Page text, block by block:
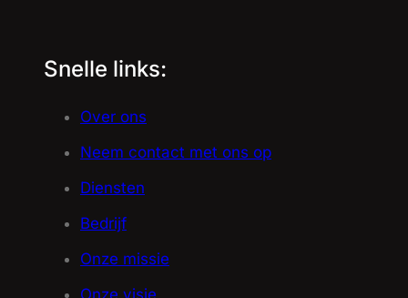
Snelle links:
Over ons
Neem contact met ons op
Diensten
Bedrijf
Onze missie
Onze visie